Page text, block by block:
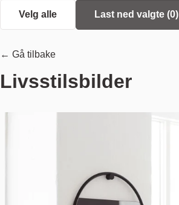
Velg alle Last ned valgte (0)
← Gå tilbake
Livsstilsbilder